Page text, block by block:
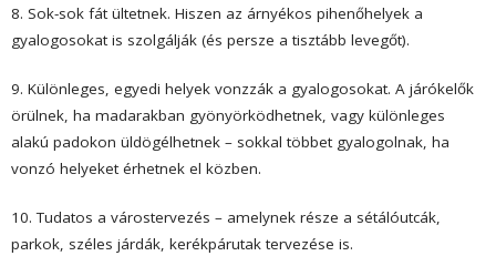
8. Sok-sok fát ültetnek. Hiszen az árnyékos pihenőhelyek a
gyalogosokat is szolgálják (és persze a tisztább levegőt).
9. Különleges, egyedi helyek vonzzák a gyalogosokat. A járókelők
örülnek, ha madarakban gyönyörködhetnek, vagy különleges
alakú padokon üldögélhetnek – sokkal többet gyalogolnak, ha
vonzó helyeket érhetnek el közben.
10. Tudatos a várostervezés – amelynek része a sétálóutcák,
parkok, széles járdák, kerékpárutak tervezése is.